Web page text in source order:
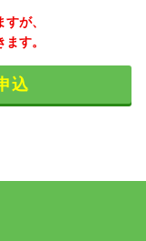
が、
す。
込